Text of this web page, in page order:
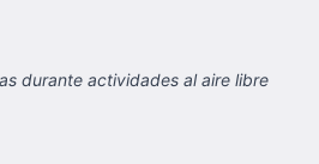
durante actividades al aire libre